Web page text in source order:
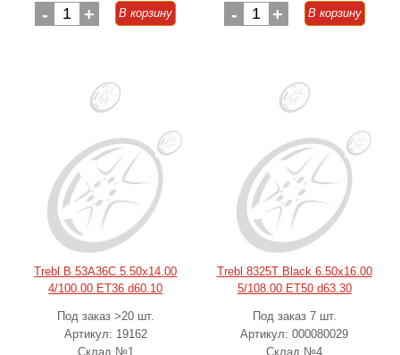
- 1 + В корзину - 1 + В корзину
Trebl B 53A36C 5.50x14.00
4/100.00 ET36 d60.10
Под заказ >20 шт.
Артикул: 19162
Склад №1
Trebl 8325T Black 6.50x16.00
5/108.00 ET50 d63.30
Под заказ 7 шт.
Артикул: 000080029
Склад №4